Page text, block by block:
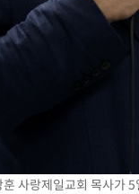
사랑제일교회 목사가